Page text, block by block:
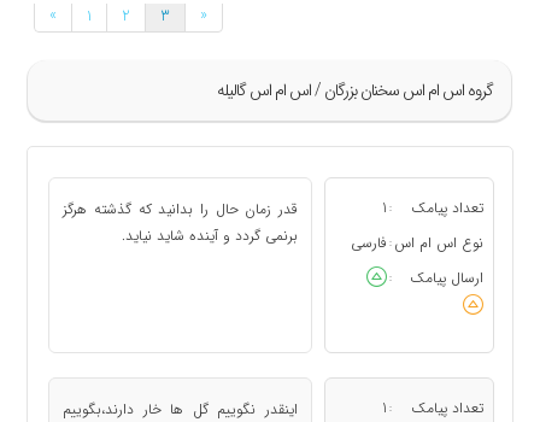
گروه اس ام اس سخنان بزرگان / اس ام اس گالیله
» 1 2 3 «
تعداد پیامک :
1
نوع اس ام اس : فارسی
ارسال پیامک
:
قدر زمان حال را بدانید که گذشته هرگز
برنمی گردد و آینده شاید نیاید.
تعداد پیامک :
1
اینقدر نگوییم گل ها خار دارند،بگوییم